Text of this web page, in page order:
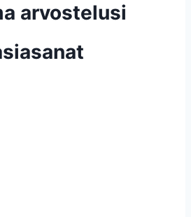
arvostelusi